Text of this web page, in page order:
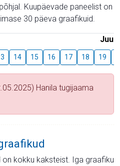
Kuupäevade paneelist on
30 päeva graafikuid.
Juuli
14 15 16 17 18 19
Hanila tugijaama
kokku kaksteist. Iga graafiku